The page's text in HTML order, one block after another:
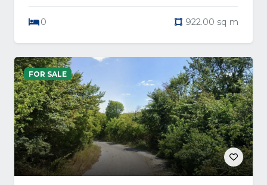
0 922.00 sq m
FOR SALE